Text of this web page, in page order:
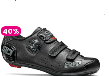
40%